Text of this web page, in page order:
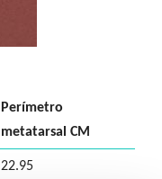
Perímetro
metatarsal CM
22.95